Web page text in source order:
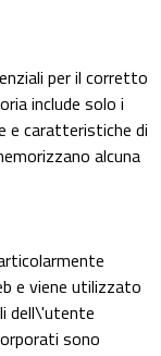
per il corretto
include solo i
e caratteristiche di
alcuna
e viene utilizzato
dell\'utente
sono